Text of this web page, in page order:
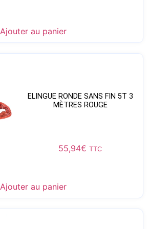
Ajouter au panier
ELINGUE RONDE SANS FIN 5T 3
MÈTRES ROUGE
55,94€ TTC
Ajouter au panier